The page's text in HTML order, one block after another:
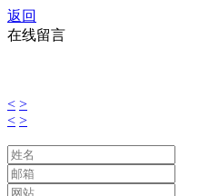
返回
在线留言
< >
< >